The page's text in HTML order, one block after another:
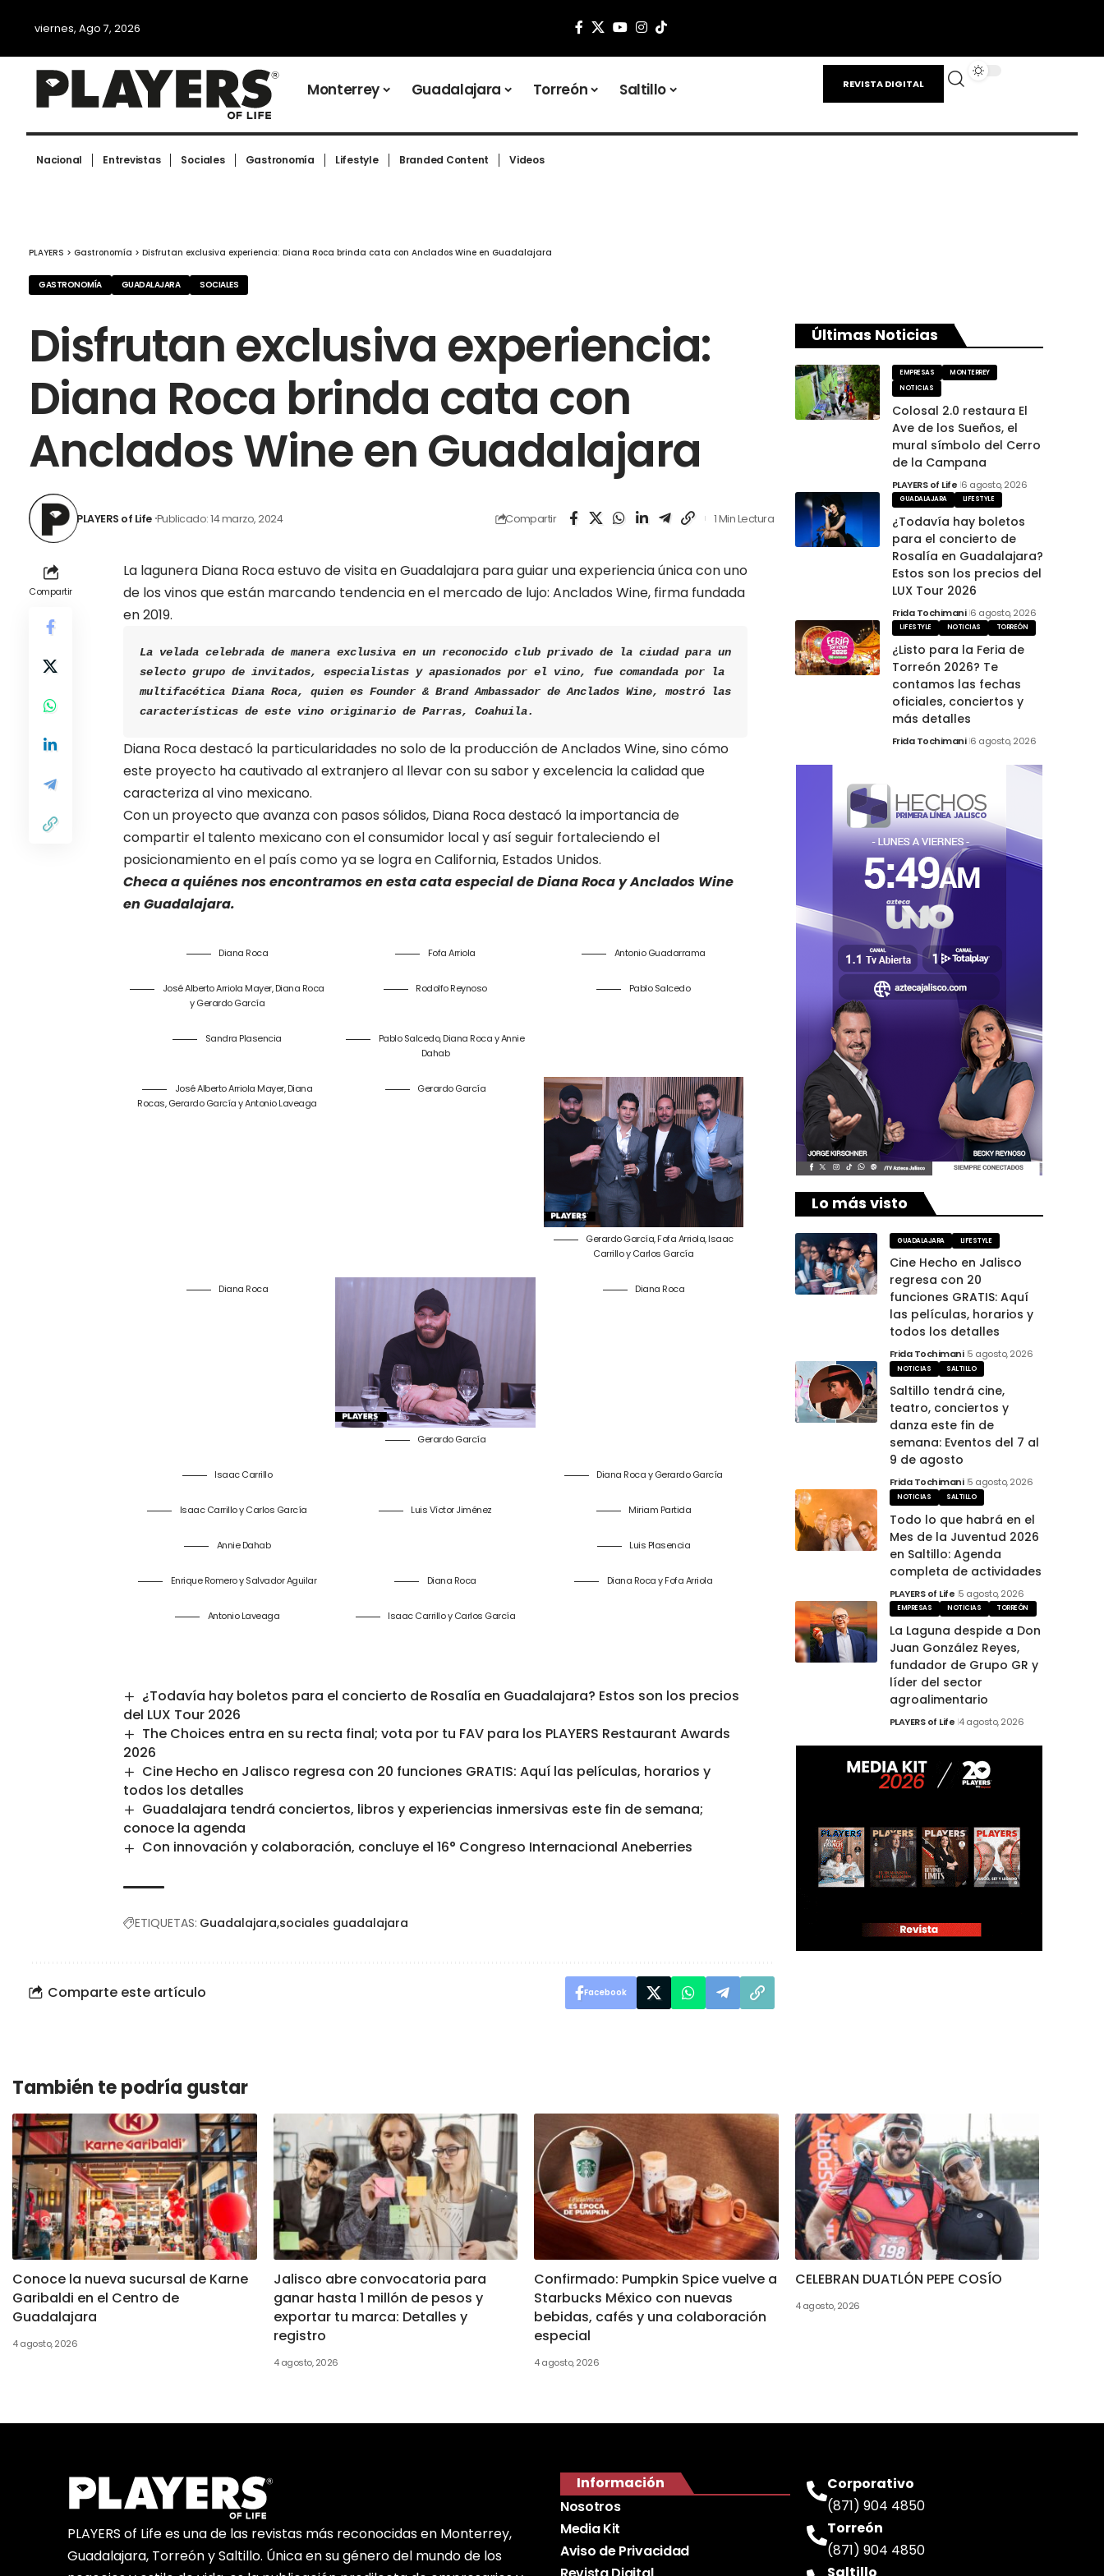
viernes, Ago 7, 2026
Monterrey Guadalajara Torreón Saltillo REVISTA DIGITAL
Nacional Entrevistas Sociales Gastronomía Lifestyle Branded Content Videos
PLAYERS > Gastronomía > Disfrutan exclusiva experiencia: Diana Roca brinda cata con Anclados Wine en Guadalajara
GASTRONOMÍA GUADALAJARA SOCIALES
Disfrutan exclusiva experiencia:
Diana Roca brinda cata con
Anclados Wine en Guadalajara
PLAYERS of Life Publicado: 14 marzo, 2024 Compartir 1 Min Lectura
Compartir
La lagunera Diana Roca estuvo de visita en Guadalajara para guiar una experiencia única con uno
de los vinos que están marcando tendencia en el mercado de lujo: Anclados Wine, firma fundada
en 2019.
La velada celebrada de manera exclusiva en un reconocido club privado de la ciudad para un
selecto grupo de invitados, especialistas y apasionados por el vino, fue comandada por la
multifacética Diana Roca, quien es Founder & Brand Ambassador de Anclados Wine, mostró las
características de este vino originario de Parras, Coahuila.
Diana Roca destacó la particularidades no solo de la producción de Anclados Wine, sino cómo
este proyecto ha cautivado al extranjero al llevar con su sabor y excelencia la calidad que
caracteriza al vino mexicano.
Con un proyecto que avanza con pasos sólidos, Diana Roca destacó la importancia de
compartir el talento mexicano con el consumidor local y así seguir fortaleciendo el
posicionamiento en el país como ya se logra en California, Estados Unidos.
Checa a quiénes nos encontramos en esta cata especial de Diana Roca y Anclados Wine
en Guadalajara.
Diana Roca Fofa Arriola Antonio Guadarrama
José Alberto Arriola Mayer, Diana Roca
y Gerardo García
Rodolfo Reynoso Pablo Salcedo
Sandra Plasencia
Pablo Salcedo, Diana Roca y Annie
Dahab
José Alberto Arriola Mayer, Diana
Rocas, Gerardo García y Antonio Laveaga
Gerardo García
Gerardo García, Fofa Arriola, Isaac
Carrillo y Carlos García
Diana Roca
Gerardo García
Diana Roca
Isaac Carrillo Diana Roca y Gerardo García
Isaac Carrillo y Carlos García Luis Víctor Jiménez Miriam Partida
Annie Dahab Luis Plasencia
Enrique Romero y Salvador Aguilar Diana Roca Diana Roca y Fofa Arriola
Antonio Laveaga Isaac Carrillo y Carlos García
¿Todavía hay boletos para el concierto de Rosalía en Guadalajara? Estos son los precios
del LUX Tour 2026
The Choices entra en su recta final; vota por tu FAV para los PLAYERS Restaurant Awards
2026
Cine Hecho en Jalisco regresa con 20 funciones GRATIS: Aquí las películas, horarios y
todos los detalles
Guadalajara tendrá conciertos, libros y experiencias inmersivas este fin de semana;
conoce la agenda
Con innovación y colaboración, concluye el 16° Congreso Internacional Aneberries
ETIQUETAS: Guadalajara sociales guadalajara
Comparte este artículo Facebook
Últimas Noticias
EMPRESAS
MONTERREY
NOTICIAS
Colosal 2.0 restaura El
Ave de los Sueños, el
mural símbolo del Cerro
de la Campana
PLAYERS of Life 6 agosto, 2026
GUADALAJARA LIFESTYLE
¿Todavía hay boletos
para el concierto de
Rosalía en Guadalajara?
Estos son los precios del
LUX Tour 2026
Frida Tochimani 6 agosto, 2026
LIFESTYLE NOTICIAS TORREÓN
¿Listo para la Feria de
Torreón 2026? Te
contamos las fechas
oficiales, conciertos y
más detalles
Frida Tochimani 6 agosto, 2026
Lo más visto
GUADALAJARA LIFESTYLE
Cine Hecho en Jalisco
regresa con 20
funciones GRATIS: Aquí
las películas, horarios y
todos los detalles
Frida Tochimani 5 agosto, 2026
NOTICIAS SALTILLO
Saltillo tendrá cine,
teatro, conciertos y
danza este fin de
semana: Eventos del 7 al
9 de agosto
Frida Tochimani 5 agosto, 2026
NOTICIAS SALTILLO
Todo lo que habrá en el
Mes de la Juventud 2026
en Saltillo: Agenda
completa de actividades
PLAYERS of Life 5 agosto, 2026
EMPRESAS NOTICIAS TORREÓN
La Laguna despide a Don
Juan González Reyes,
fundador de Grupo GR y
líder del sector
agroalimentario
PLAYERS of Life 4 agosto, 2026
También te podría gustar
Conoce la nueva sucursal de Karne
Garibaldi en el Centro de
Guadalajara
4 agosto, 2026
Jalisco abre convocatoria para
ganar hasta 1 millón de pesos y
exportar tu marca: Detalles y
registro
4 agosto, 2026
Confirmado: Pumpkin Spice vuelve a
Starbucks México con nuevas
bebidas, cafés y una colaboración
especial
4 agosto, 2026
CELEBRAN DUATLÓN PEPE COSÍO
4 agosto, 2026
PLAYERS of Life es una de las revistas más reconocidas en Monterrey,
Guadalajara, Torreón y Saltillo. Única en su género del mundo de los
Información
Nosotros
Media Kit
Aviso de Privacidad
Corporativo
(871) 904 4850
Torreón
(871) 904 4850